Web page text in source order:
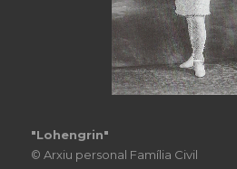
"Lohengrin"
© Arxiu personal Família Civil